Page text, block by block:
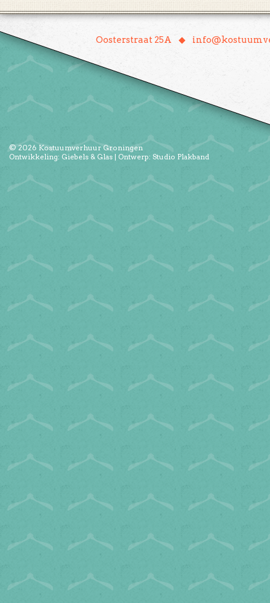
Oosterstraat 25A ♦
© 2026 Kostuumverhuur Groningen
Ontwikkeling: Giebels & Glas | Ontwerp: Studio Plakband